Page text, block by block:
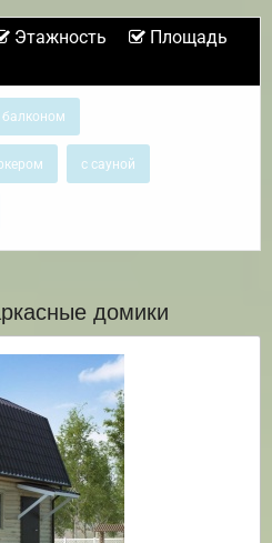
Этажность
Площадь
балконом
с сауной
домики